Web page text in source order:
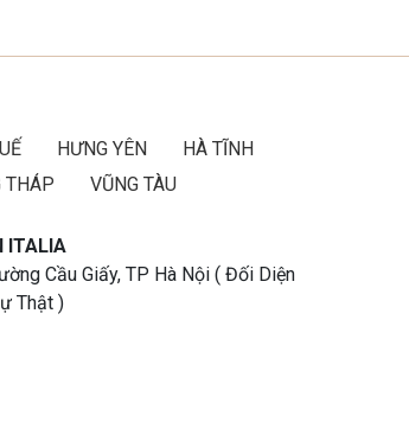
HƯNG YÊN
HÀ TĨNH
THÁP VŨNG TÀU
ITALIA
Cầu Giấy, TP Hà Nội ( Đối Diện
Thật )